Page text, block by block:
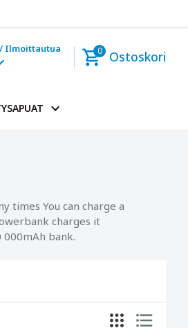
Ilmoittautua 0 Ostoskori
times You can charge a
charges it
bank.